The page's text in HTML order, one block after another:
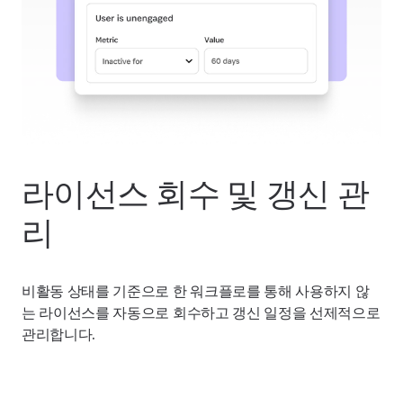
라이선스 회수 및 갱신 관
리
비활동 상태를 기준으로 한 워크플로를 통해 사용하지 않
는 라이선스를 자동으로 회수하고 갱신 일정을 선제적으로
관리합니다.